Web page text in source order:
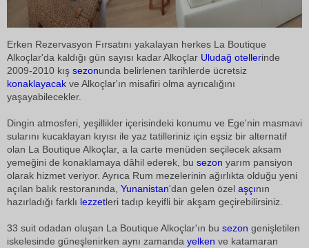
Erken Rezervasyon Fırsatını yakalayan herkes La Boutique
Alkoçlar'da kaldığı gün sayısı kadar Alkoçlar Uludağ otellerinde
2009-2010 kış sezonunda belirlenen tarihlerde ücretsiz
konaklayacak ve Alkoçlar'ın misafiri olma ayrıcalığını
yaşayabilecekler.
Dingin atmosferi, yeşillikler içerisindeki konumu ve Ege'nin masmavi
sularını kucaklayan kıyısı ile yaz tatilleriniz için eşsiz bir alternatif
olan La Boutique Alkoçlar, a la carte menüden seçilecek aksam
yemeğini de konaklamaya dâhil ederek, bu sezon yarım pansiyon
olarak hizmet veriyor. Ayrıca Rum mezelerinin ağırlıkta olduğu yeni
açılan balık restoranında, Yunanistan'dan gelen özel aşçının
hazırladığı farklı lezzetleri tadıp keyifli bir akşam geçirebilirsiniz.
33 suit odadan oluşan La Boutique Alkoçlar'ın bu sezon genişletilen
iskelesinde güneşlenirken aynı zamanda yelken ve katamaran